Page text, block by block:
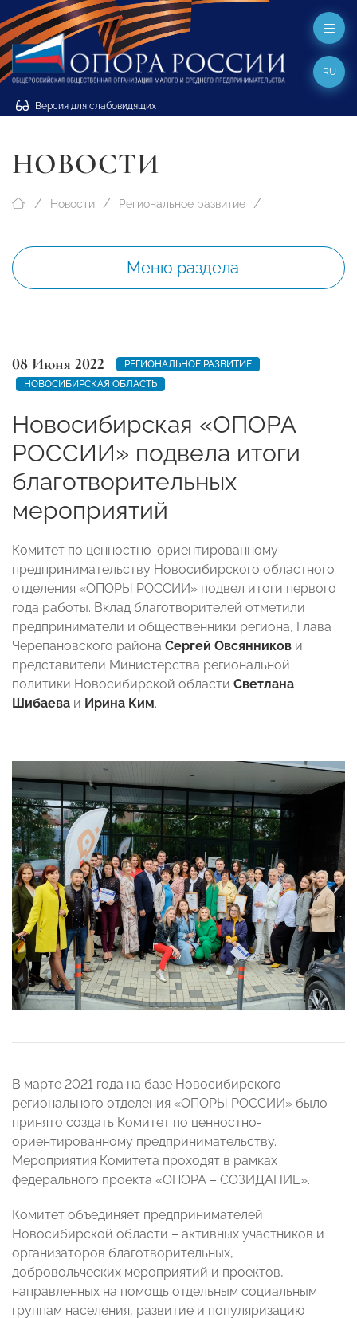
Версия для слабовидящих
RU
НОВОСТИ
Новости Региональное развитие
Меню раздела
08 Июня 2022
РЕГИОНАЛЬНОЕ РАЗВИТИЕ
НОВОСИБИРСКАЯ ОБЛАСТЬ
Новосибирская «ОПОРА
РОССИИ» подвела итоги
благотворительных
мероприятий
Комитет по ценностно-ориентированному
предпринимательству Новосибирского областного
отделения «ОПОРЫ РОССИИ» подвел итоги первого
года работы. Вклад благотворителей отметили
предприниматели и общественники региона, Глава
Черепановского района Сергей Овсянников и
представители Министерства региональной
политики Новосибирской области Светлана
Шибаева и Ирина Ким.
В марте 2021 года на базе Новосибирского
регионального отделения «ОПОРЫ РОССИИ» было
принято создать Комитет по ценностно-
ориентированному предпринимательству.
Мероприятия Комитета проходят в рамках
федерального проекта «ОПОРА – СОЗИДАНИЕ».
Комитет объединяет предпринимателей
Новосибирской области – активных участников и
организаторов благотворительных,
добровольческих мероприятий и проектов,
направленных на помощь отдельным социальным
группам населения, развитие и популяризацию